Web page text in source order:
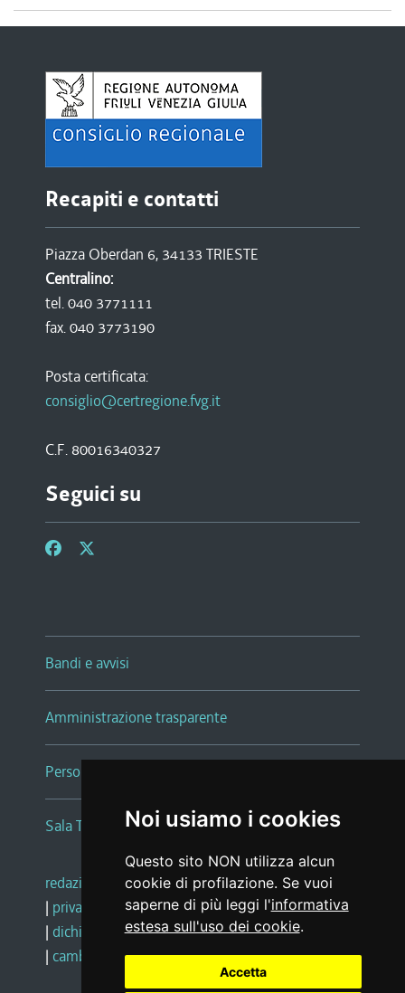
Noi usiamo i cookies
Questo sito NON utilizza alcun
cookie di profilazione. Se vuoi
saperne di più leggi l'informativa
estesa sull'uso dei cookie.
Accetta
Recapiti e contatti
Piazza Oberdan 6, 34133 TRIESTE
Centralino:
tel. 040 3771111
fax. 040 3773190
Posta certificata:
consiglio@certregione.fvg.it
C.F. 80016340327
Seguici su
Bandi e avvisi
Amministrazione trasparente
Persone e Uffici
Sala Tiziano Tessitori
redazione web |note legali |glossario
| privacy
social media policy
| dichiarazione di accessibilità |feedback
| cambio preferenze cookie